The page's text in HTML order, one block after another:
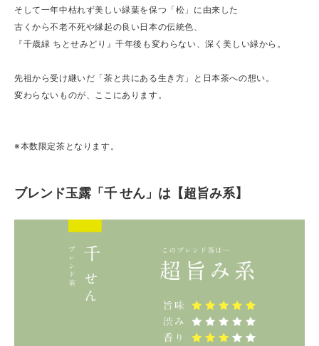
そして一年中枯れず美しい緑葉を保つ「松」に由来した
古くから不老不死や縁起の良い日本の伝統色、
『千歳緑 ちとせみどり』千年後も変わらない、深く美しい緑から。
先祖から受け継いだ「茶と共にある生き方」と日本茶への想い。
変わらないものが、ここにあります。
※本数限定茶となります。
ブレンド玉露「千 せん」は【超旨み系】